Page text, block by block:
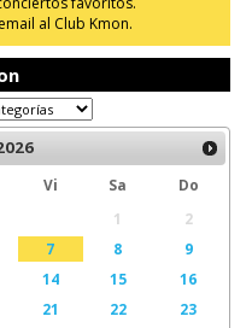
al Club Kmon.
Vi Sa
Do
1
2
7 8
9
14 15
16
21 22
23